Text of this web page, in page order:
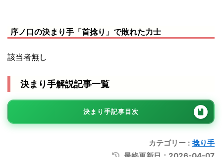
序ノ口の決まり手「首捻り」で敗れた力士
該当者無し
決まり手解説記事一覧
決まり手記事目次
カテゴリー : 捻り手